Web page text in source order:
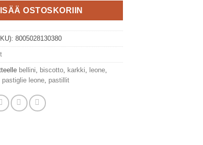
OSTOSKORIIN
8005028130380
bellini, biscotto, karkki, leone,
pastiglie leone, pastillit